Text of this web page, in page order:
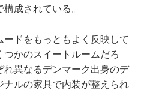
成されている。
ドをもっともよく反映して
かのスイートルームだろ
れ異なるデンマーク出身のデ
ルの家具で内装が整えられ